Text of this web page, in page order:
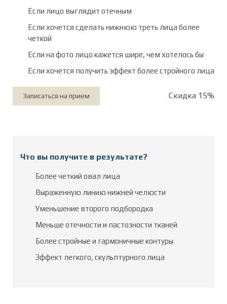
Если лицо выглядит отечным
Если хочется сделать нижнюю треть лица более
четкой
Если на фото лицо кажется шире, чем хотелось бы
Если хочется получить эффект более стройного лица
Записаться на прием Скидка 15%
Что вы получите в результате?
Более четкий овал лица
Выраженную линию нижней челюсти
Уменьшение второго подбородка
Меньше отечности и пастозности тканей
Более стройные и гармоничные контуры
Эффект легкого, скульптурного лица